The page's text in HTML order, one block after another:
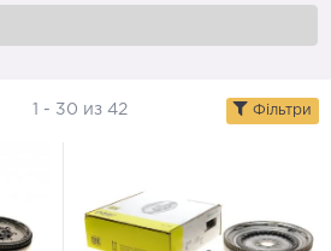
1 - 30 из 42 Фільтри